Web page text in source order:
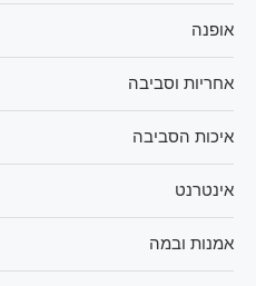
אופנה
אחריות וסביבה
איכות הסביבה
אינטרנט
אמנות ובמה